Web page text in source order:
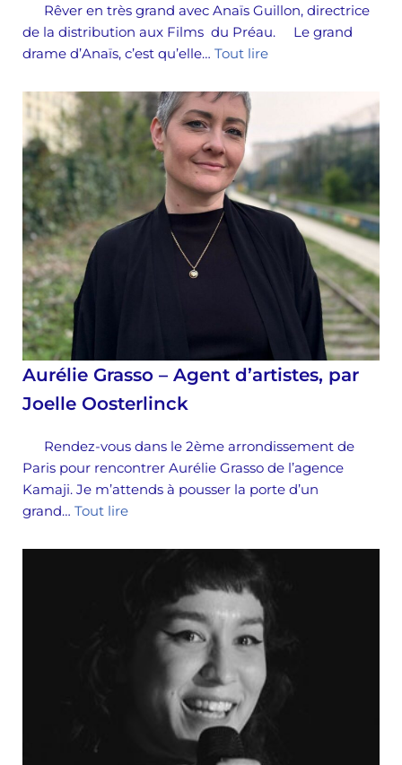
Rêver en très grand avec Anaïs Guillon, directrice
de la distribution aux Films du Préau. Le grand
drame d’Anaïs, c’est qu’elle… Tout lire
Aurélie Grasso – Agent d’artistes, par
Joelle Oosterlinck
Rendez-vous dans le 2ème arrondissement de
Paris pour rencontrer Aurélie Grasso de l’agence
Kamaji. Je m’attends à pousser la porte d’un
grand… Tout lire